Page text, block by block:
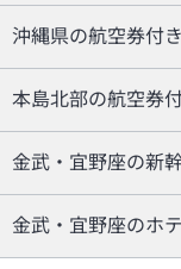
沖縄県の航空券付
本島北部の航空券
金武・宜野座の新
金武・宜野座のホ